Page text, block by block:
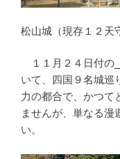
松山城（現存１２天
１１月２４日付の
いて、四国９名城巡
力の都合で、かつて
ませんが、単なる漫
い。